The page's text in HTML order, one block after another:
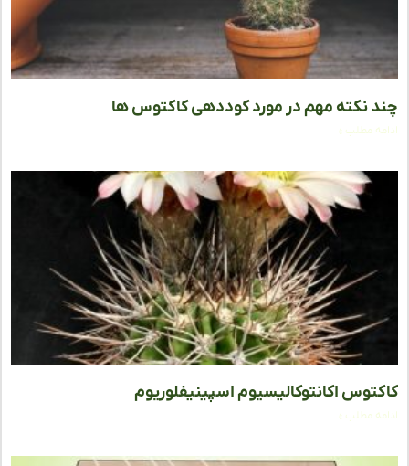
نکته مهم در مورد کوددهی کاکتوس‌ ها
مطلب »
اکانتوکالیسیوم اسپینیفلوریوم
مطلب »